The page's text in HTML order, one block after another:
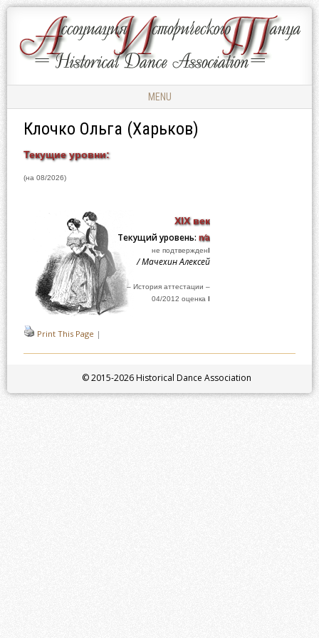
АССОЦИАЦИЯ
ИСТОРИЧЕСКОГО
Ассоциация
Исторического
Танца
MENU
Клочко Ольга (Харьков)
Текущие уровни:
(на 08/2026)
XIX век
Текущий уровень: n⁄a
не подтвержденI
/ Мачехин Алексей
– История аттестации –
04/2012 оценка I
Print This Page |
© 2015-2026 Historical Dance Association